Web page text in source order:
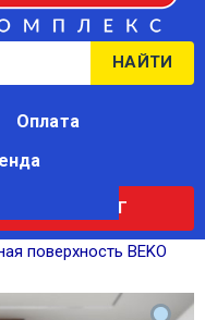
НАЙТИ
КАТАЛОГ
Оплата
поверхность BEKO